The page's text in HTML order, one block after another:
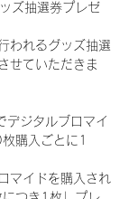
ズ抽選券プレゼ
われるグッズ抽選
せていただきま
ジタルブロマイ
購入ごとに1
マイドを購入され